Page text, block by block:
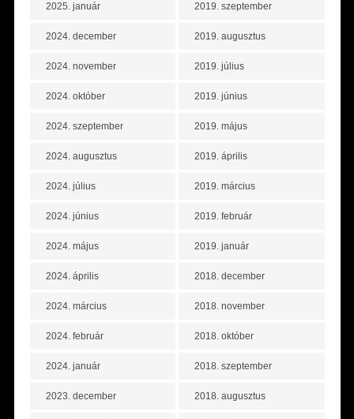
2025. január
2024. december
2024. november
2024. október
2024. szeptember
2024. augusztus
2024. július
2024. június
2024. május
2024. április
2024. március
2024. február
2024. január
2023. december
2019. szeptember
2019. augusztus
2019. július
2019. június
2019. május
2019. április
2019. március
2019. február
2019. január
2018. december
2018. november
2018. október
2018. szeptember
2018. augusztus